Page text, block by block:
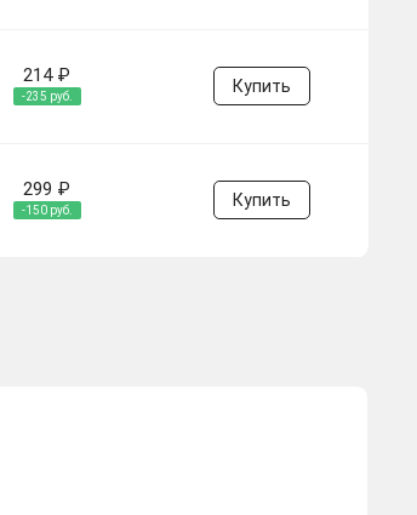
214 ₽
-235 руб.
Купить
299 ₽
-150 руб.
Купить